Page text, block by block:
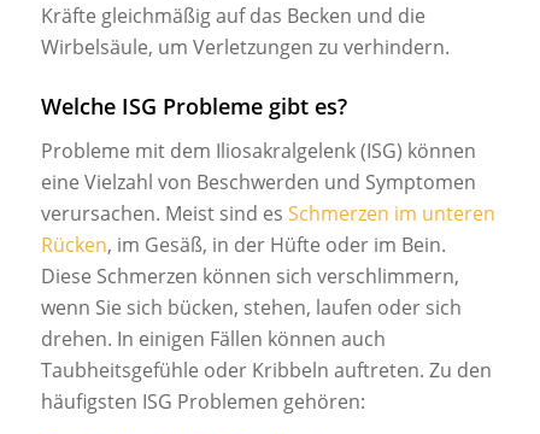
Kräfte gleichmäßig auf das Becken und die
Wirbelsäule, um Verletzungen zu verhindern.
Welche ISG Probleme gibt es?
Probleme mit dem Iliosakralgelenk (ISG) können
eine Vielzahl von Beschwerden und Symptomen
verursachen. Meist sind es Schmerzen im unteren
Rücken, im Gesäß, in der Hüfte oder im Bein.
Diese Schmerzen können sich verschlimmern,
wenn Sie sich bücken, stehen, laufen oder sich
drehen. In einigen Fällen können auch
Taubheitsgefühle oder Kribbeln auftreten. Zu den
häufigsten ISG Problemen gehören: